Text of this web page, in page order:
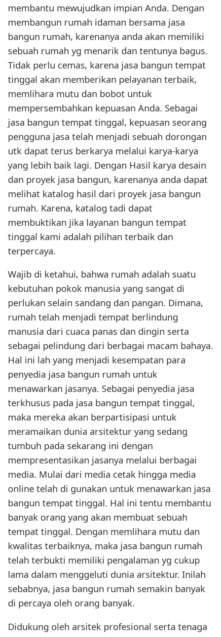
membantu mewujudkan impian Anda. Dengan
membangun rumah idaman bersama jasa
bangun rumah, karenanya anda akan memiliki
sebuah rumah yg menarik dan tentunya bagus.
Tidak perlu cemas, karena jasa bangun tempat
tinggal akan memberikan pelayanan terbaik,
memlihara mutu dan bobot untuk
mempersembahkan kepuasan Anda. Sebagai
jasa bangun tempat tinggal, kepuasan seorang
pengguna jasa telah menjadi sebuah dorongan
utk dapat terus berkarya melalui karya-karya
yang lebih baik lagi. Dengan Hasil karya desain
dan proyek jasa bangun, karenanya anda dapat
melihat katalog hasil dari proyek jasa bangun
rumah. Karena, katalog tadi dapat
membuktikan jika layanan bangun tempat
tinggal kami adalah pilihan terbaik dan
terpercaya.
Wajib di ketahui, bahwa rumah adalah suatu
kebutuhan pokok manusia yang sangat di
perlukan selain sandang dan pangan. Dimana,
rumah telah menjadi tempat berlindung
manusia dari cuaca panas dan dingin serta
sebagai pelindung dari berbagai macam bahaya.
Hal ini lah yang menjadi kesempatan para
penyedia jasa bangun rumah untuk
menawarkan jasanya. Sebagai penyedia jasa
terkhusus pada jasa bangun tempat tinggal,
maka mereka akan berpartisipasi untuk
meramaikan dunia arsitektur yang sedang
tumbuh pada sekarang ini dengan
mempresentasikan jasanya melalui berbagai
media. Mulai dari media cetak hingga media
online telah di gunakan untuk menawarkan jasa
bangun tempat tinggal. Hal ini tentu membantu
banyak orang yang akan membuat sebuah
tempat tinggal. Dengan memlihara mutu dan
kwalitas terbaiknya, maka jasa bangun rumah
telah terbukti memiliki pengalaman yg cukup
lama dalam menggeluti dunia arsitektur. Inilah
sebabnya, jasa bangun rumah semakin banyak
di percaya oleh orang banyak.
Didukung oleh arsitek profesional serta tenaga